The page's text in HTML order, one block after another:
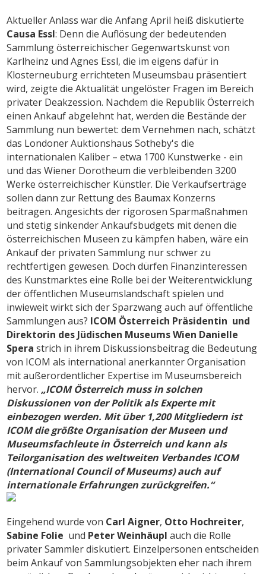
Aktueller Anlass war die Anfang April heiß diskutierte
Causa Essl: Denn die Auflösung der bedeutenden
Sammlung österreichischer Gegenwartskunst von
Karlheinz und Agnes Essl, die im eigens dafür in
Klosterneuburg errichteten Museumsbau präsentiert
wird, zeigte die Aktualität ungelöster Fragen im Bereich
privater Deakzession. Nachdem die Republik Österreich
einen Ankauf abgelehnt hat, werden die Bestände der
Sammlung nun bewertet: dem Vernehmen nach, schätzt
das Londoner Auktionshaus Sotheby's die
internationalen Kaliber – etwa 1700 Kunstwerke - ein
und das Wiener Dorotheum die verbleibenden 3200
Werke österreichischer Künstler. Die Verkaufserträge
sollen dann zur Rettung des Baumax Konzerns
beitragen. Angesichts der rigorosen Sparmaßnahmen
und stetig sinkender Ankaufsbudgets mit denen die
österreichischen Museen zu kämpfen haben, wäre ein
Ankauf der privaten Sammlung nur schwer zu
rechtfertigen gewesen. Doch dürfen Finanzinteressen
des Kunstmarktes eine Rolle bei der Weiterentwicklung
der öffentlichen Museumslandschaft spielen und
inwieweit wirkt sich der Sparzwang auch auf öffentliche
Sammlungen aus? ICOM Österreich Präsidentin und
Direktorin des Jüdischen Museums Wien Danielle
Spera strich in ihrem Diskussionsbeitrag die Bedeutung
von ICOM als international anerkannter Organisation
mit außerordentlicher Expertise im Museumsbereich
hervor. „ICOM Österreich muss in solchen
Diskussionen von der Politik als Experte mit
einbezogen werden. Mit über 1,200 Mitgliedern ist
ICOM die größte Organisation der Museen und
Museumsfachleute in Österreich und kann als
Teilorganisation des weltweiten Verbandes ICOM
(International Council of Museums) auch auf
internationale Erfahrungen zurückgreifen.“
Eingehend wurde von Carl Aigner, Otto Hochreiter,
Sabine Folie und Peter Weinhäupl auch die Rolle
privater Sammler diskutiert. Einzelpersonen entscheiden
beim Ankauf von Sammlungsobjekten eher nach ihrem